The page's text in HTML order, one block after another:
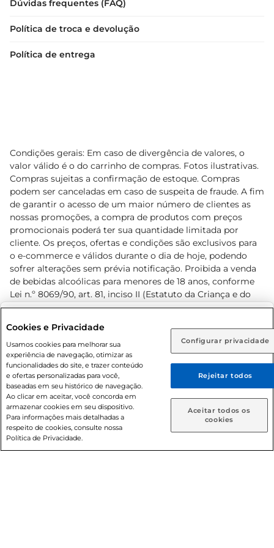
Rio de Janeiro (RJ) Goiás (GO)
Ou
Caso queira comprar online, informe como deseja receber
suas compras:
Entrega em casa Retire em Loja
Dúvidas frequentes (FAQ)
Política de troca e devolução
Política de entrega
Condições gerais: Em caso de divergência de valores, o
valor válido é o do carrinho de compras. Fotos ilustrativas.
Compras sujeitas a confirmação de estoque. Compras
podem ser canceladas em caso de suspeita de fraude. A fim
de garantir o acesso de um maior número de clientes as
nossas promoções, a compra de produtos com preços
promocionais poderá ter sua quantidade limitada por
cliente. Os preços, ofertas e condições são exclusivos para
o e-commerce e válidos durante o dia de hoje, podendo
sofrer alterações sem prévia notificação. Proibida a venda
de bebidas alcoólicas para menores de 18 anos, conforme
Lei n.º 8069/90, art. 81, inciso II (Estatuto da Criança e do
Adolescente). Preços e condições exclusivos para o
prévio. O valor mínimo para as compras on-line é de R$
80,00.
© 2026 Copyright. Todos os direitos
reservados Prezunic.
Cookies e Privacidade
Usamos cookies para melhorar sua
experiência de navegação, otimizar as
funcionalidades do site, e trazer conteúdo
e ofertas personalizadas para você,
baseadas em seu histórico de navegação.
Ao clicar em aceitar, você concorda em
armazenar cookies em seu dispositivo.
Para informações mais detalhadas a
respeito de cookies, consulte nossa
Política de Privacidade.
Configurar privacidade
Rejeitar todos
Aceitar todos os
cookies